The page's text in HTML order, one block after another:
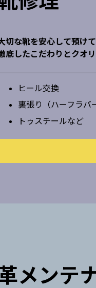
切な靴を安心して預け
底したこだわりとクオ
ヒール交換
裏張り（ハーフラバ
トゥスチールなど
メンテ